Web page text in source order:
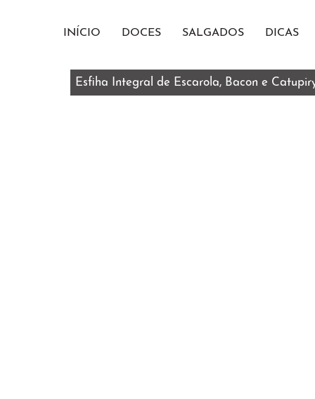
INÍCIO DOCES SALGADOS DICAS
Esfiha Integral de Escarola, Bacon e